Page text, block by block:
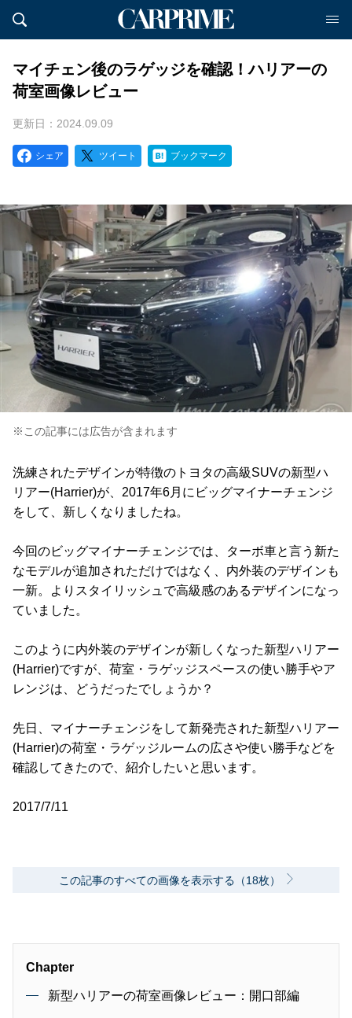
マイチェン後のラゲッジを確認！ハリアーの
荷室画像レビュー
更新日：2024.09.09
シェア ツイート ブックマーク
※この記事には広告が含まれます
洗練されたデザインが特徴のトヨタの高級SUVの新型ハ
リアー(Harrier)が、2017年6月にビッグマイナーチェンジ
をして、新しくなりましたね。
今回のビッグマイナーチェンジでは、ターボ車と言う新た
なモデルが追加されただけではなく、内外装のデザインも
一新。よりスタイリッシュで高級感のあるデザインになっ
ていました。
このように内外装のデザインが新しくなった新型ハリアー
(Harrier)ですが、荷室・ラゲッジスペースの使い勝手やア
レンジは、どうだったでしょうか？
先日、マイナーチェンジをして新発売された新型ハリアー
(Harrier)の荷室・ラゲッジルームの広さや使い勝手などを
確認してきたので、紹介したいと思います。
2017/7/11
この記事のすべての画像を表示する（18枚）
Chapter
新型ハリアーの荷室画像レビュー：開口部編